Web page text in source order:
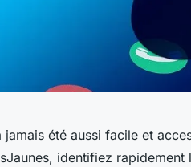
été aussi facile et
identifiez